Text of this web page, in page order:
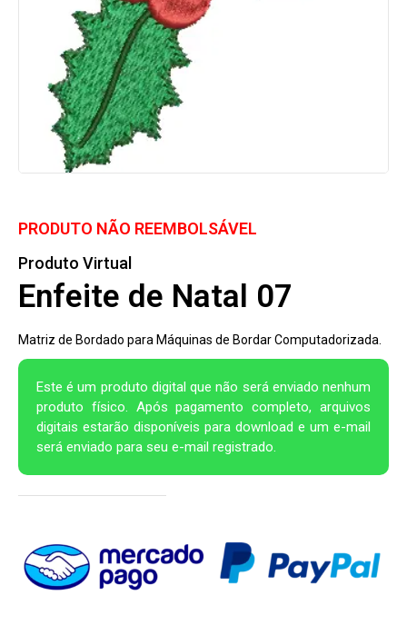
PRODUTO NÃO REEMBOLSÁVEL
Produto Virtual
Enfeite de Natal 07
Matriz de Bordado para Máquinas de Bordar Computadorizada.
Este é um produto digital que não será enviado nenhum
produto físico. Após pagamento completo, arquivos
digitais estarão disponíveis para download e um e-mail
será enviado para seu e-mail registrado.